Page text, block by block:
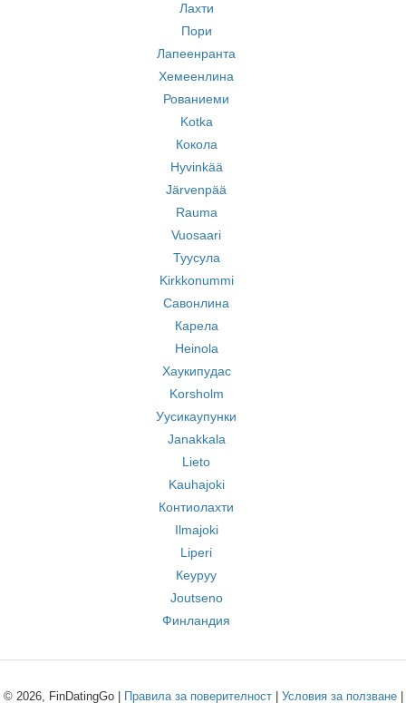
Лахти
Пори
Лапеенранта
Хемеенлина
Рованиеми
Kotka
Кокола
Hyvinkää
Järvenpää
Rauma
Vuosaari
Туусула
Kirkkonummi
Савонлина
Карела
Heinola
Хаукипудас
Korsholm
Уусикаупунки
Janakkala
Lieto
Kauhajoki
Контиолахти
Ilmajoki
Liperi
Кеуруу
Joutseno
Финландия
© 2026, FinDatingGo | Правила за поверителност| Условия за ползване|